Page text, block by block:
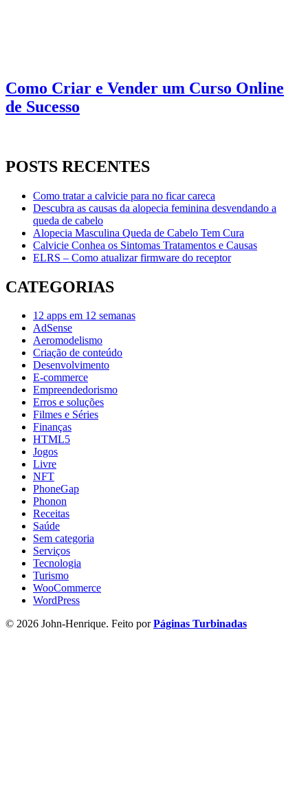
Como Criar e Vender um Curso Online
de Sucesso
POSTS RECENTES
Como tratar a calvicie para no ficar careca
Descubra as causas da alopecia feminina desvendando a
queda de cabelo
Alopecia Masculina Queda de Cabelo Tem Cura
Calvicie Conhea os Sintomas Tratamentos e Causas
ELRS – Como atualizar firmware do receptor
CATEGORIAS
12 apps em 12 semanas
AdSense
Aeromodelismo
Criação de conteúdo
Desenvolvimento
E-commerce
Empreendedorismo
Erros e soluções
Filmes e Séries
Finanças
HTML5
Jogos
Livre
NFT
PhoneGap
Phonon
Receitas
Saúde
Sem categoria
Serviços
Tecnologia
Turismo
WooCommerce
WordPress
© 2026 John-Henrique. Feito porPáginas Turbinadas